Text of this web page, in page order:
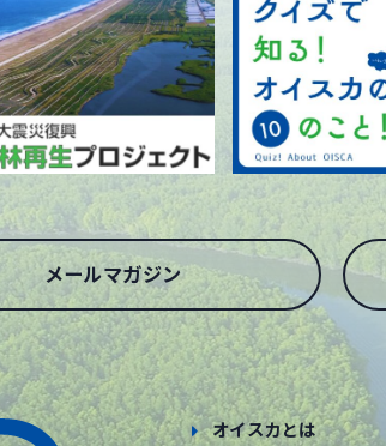
メールマガジン
オイスカとは